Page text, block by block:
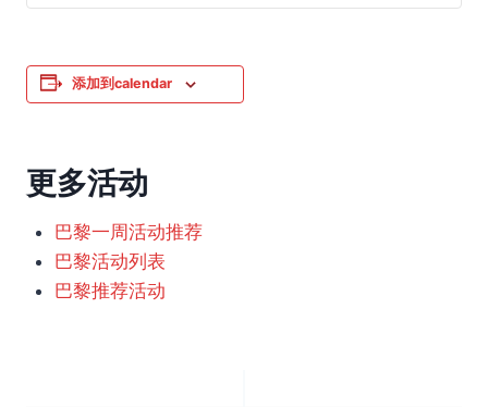
添加到calendar
更多活动
巴黎一周活动推荐
巴黎活动列表
巴黎推荐活动